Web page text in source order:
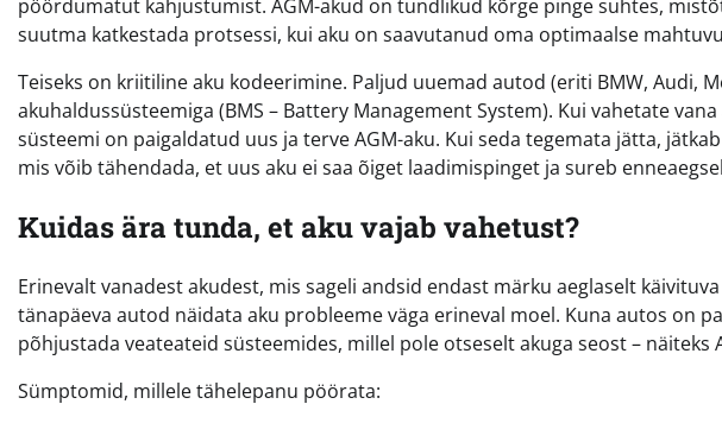
pöördumatut kahjustumist. AGM-akud on tundlikud kõrge pinge suhtes,
suutma katkestada protsessi, kui aku on saavutanud oma optimaalse
Teiseks on kriitiline aku kodeerimine. Paljud uuemad autod (eriti BMW, Audi,
akuhaldussüsteemiga (BMS – Battery Management System). Kui vahetate
süsteemi on paigaldatud uus ja terve AGM-aku. Kui seda tegemata jätta,
mis võib tähendada, et uus aku ei saa õiget laadimispinget ja sureb
Kuidas ära tunda, et aku vajab vahetust?
Erinevalt vanadest akudest, mis sageli andsid endast märku aeglaselt
tänapäeva autod näidata aku probleeme väga erineval moel. Kuna autos on
põhjustada veateateid süsteemides, millel pole otseselt akuga seost – näiteks
Sümptomid, millele tähelepanu pöörata: